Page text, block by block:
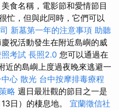
食名稱，電影節和愛情節目
忙，但與此同時，它們可以
新墓第一年的注意事項 助聽
祝活動發生在附近島嶼的威
考試 長照2.0 您可以通過在
近的島嶼上度過夜晚來逃避一
心 散光 台中按摩排毒療程
略 週日最壯觀的節目之一是
日）的棲息地。 宜蘭徵信社